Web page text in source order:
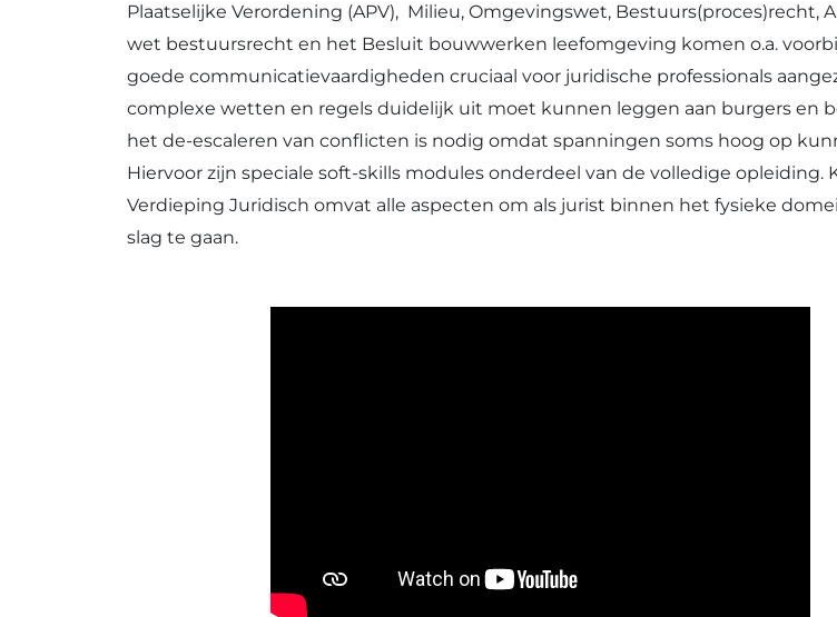
Plaatselijke Verordening (APV), Milieu, Omgevingswet, Bestuurs(proces)recht,
wet bestuursrecht en het Besluit bouwwerken leefomgeving komen o.a.
goede communicatievaardigheden cruciaal voor juridische professionals
complexe wetten en regels duidelijk uit moet kunnen leggen aan burgers en
het de-escaleren van conflicten is nodig omdat spanningen soms hoog op
Hiervoor zijn speciale soft-skills modules onderdeel van de volledige opleiding.
Verdieping Juridisch omvat alle aspecten om als jurist binnen het fysieke
slag te gaan.